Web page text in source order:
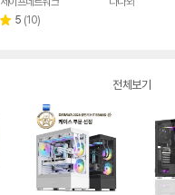
별 5 리
(10)
전체보기